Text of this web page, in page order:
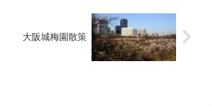
大阪城梅園散策